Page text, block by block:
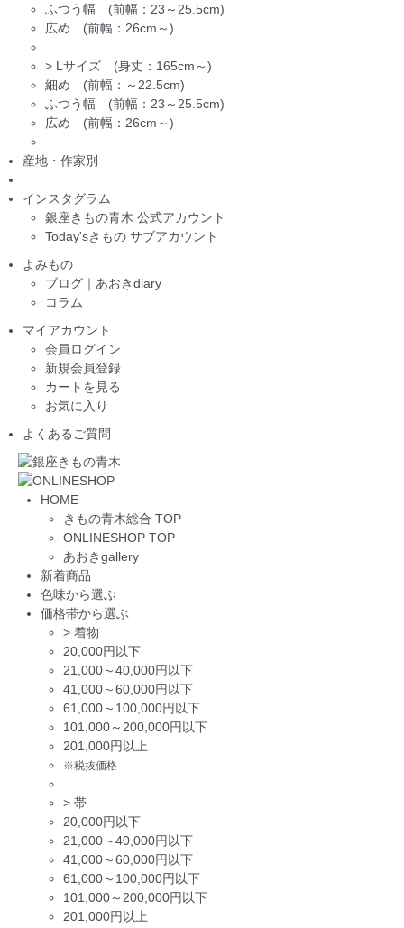
ふつう幅 (前幅：23～25.5cm)
広め (前幅：26cm～)
> Lサイズ (身丈：165cm～)
細め (前幅：～22.5cm)
ふつう幅 (前幅：23～25.5cm)
広め (前幅：26cm～)
産地・作家別
インスタグラム
銀座きもの青木 公式アカウント
Today'sきもの サブアカウント
よみもの
ブログ｜あおきdiary
コラム
マイアカウント
会員ログイン
新規会員登録
カートを見る
お気に入り
よくあるご質問
HOME
きもの青木総合 TOP
ONLINESHOP TOP
あおきgallery
新着商品
色味から選ぶ
価格帯から選ぶ
> 着物
20,000円以下
21,000～40,000円以下
41,000～60,000円以下
61,000～100,000円以下
101,000～200,000円以下
201,000円以上
※税抜価格
> 帯
20,000円以下
21,000～40,000円以下
41,000～60,000円以下
61,000～100,000円以下
101,000～200,000円以下
201,000円以上